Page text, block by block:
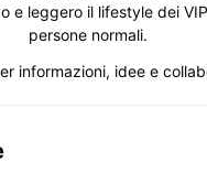
e leggero il lifestyle dei
persone normali.
informazioni, idee e